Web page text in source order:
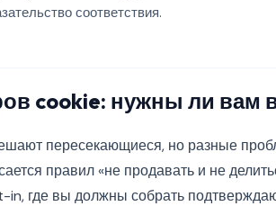
соответствия.
cookie: нужны ли вам
пересекающиеся, но разные
правил «не продавать и не
in, где вы должны собрать